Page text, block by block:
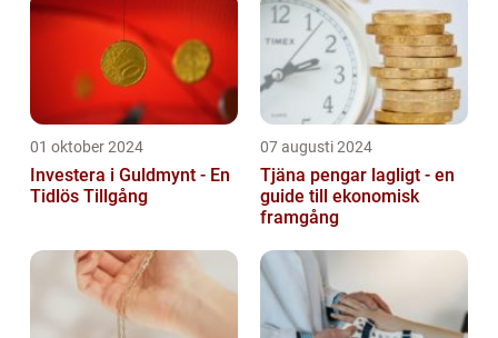
01 oktober 2024
Investera i Guldmynt - En
Tidlös Tillgång
07 augusti 2024
Tjäna pengar lagligt - en
guide till ekonomisk
framgång